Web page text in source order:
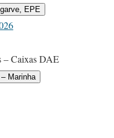
EPE
– Caixas DAE
Marinha